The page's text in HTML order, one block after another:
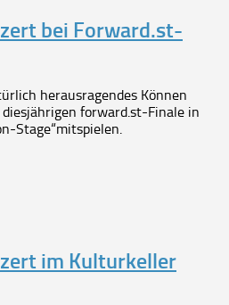
bei Forward.st-
herausragendes Können
forward.st-Finale in
Stage“mitspielen.
im Kulturkeller